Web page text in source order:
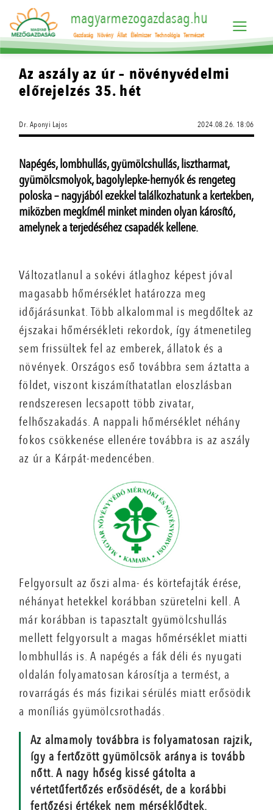
magyarmezogazdasag.hu
Gazdaság Növény Állat Élelmiszer Technológia Természet
Az aszály az úr – növényvédelmi
előrejelzés 35. hét
Dr. Aponyi Lajos 2024.08.26. 18:06
Napégés, lombhullás, gyümölcshullás, lisztharmat,
gyümölcsmolyok, bagolylepke-hernyók és rengeteg
poloska – nagyjából ezekkel találkozhatunk a kertekben,
miközben megkímél minket minden olyan károsító,
amelynek a terjedéséhez csapadék kellene.
Változatlanul a sokévi átlaghoz képest jóval
magasabb hőmérséklet határozza meg
időjárásunkat. Több alkalommal is megdőltek az
éjszakai hőmérsékleti rekordok, így átmenetileg
sem frissültek fel az emberek, állatok és a
növények. Országos eső továbbra sem áztatta a
földet, viszont kiszámíthatatlan eloszlásban
rendszeresen lecsapott több zivatar,
felhőszakadás. A nappali hőmérséklet néhány
fokos csökkenése ellenére továbbra is az aszály
az úr a Kárpát-medencében.
Felgyorsult az őszi alma- és körtefajták érése,
néhányat hetekkel korábban szüretelni kell. A
már korábban is tapasztalt gyümölcshullás
mellett felgyorsult a magas hőmérséklet miatti
lombhullás is. A napégés a fák déli és nyugati
oldalán folyamatosan károsítja a termést, a
rovarrágás és más fizikai sérülés miatt erősödik
a moníliás gyümölcsrothadás.
Az almamoly továbbra is folyamatosan rajzik,
így a fertőzött gyümölcsök aránya is tovább
nőtt. A nagy hőség kissé gátolta a
vértetűfertőzés erősödését, de a korábbi
fertőzési értékek nem mérséklődtek.